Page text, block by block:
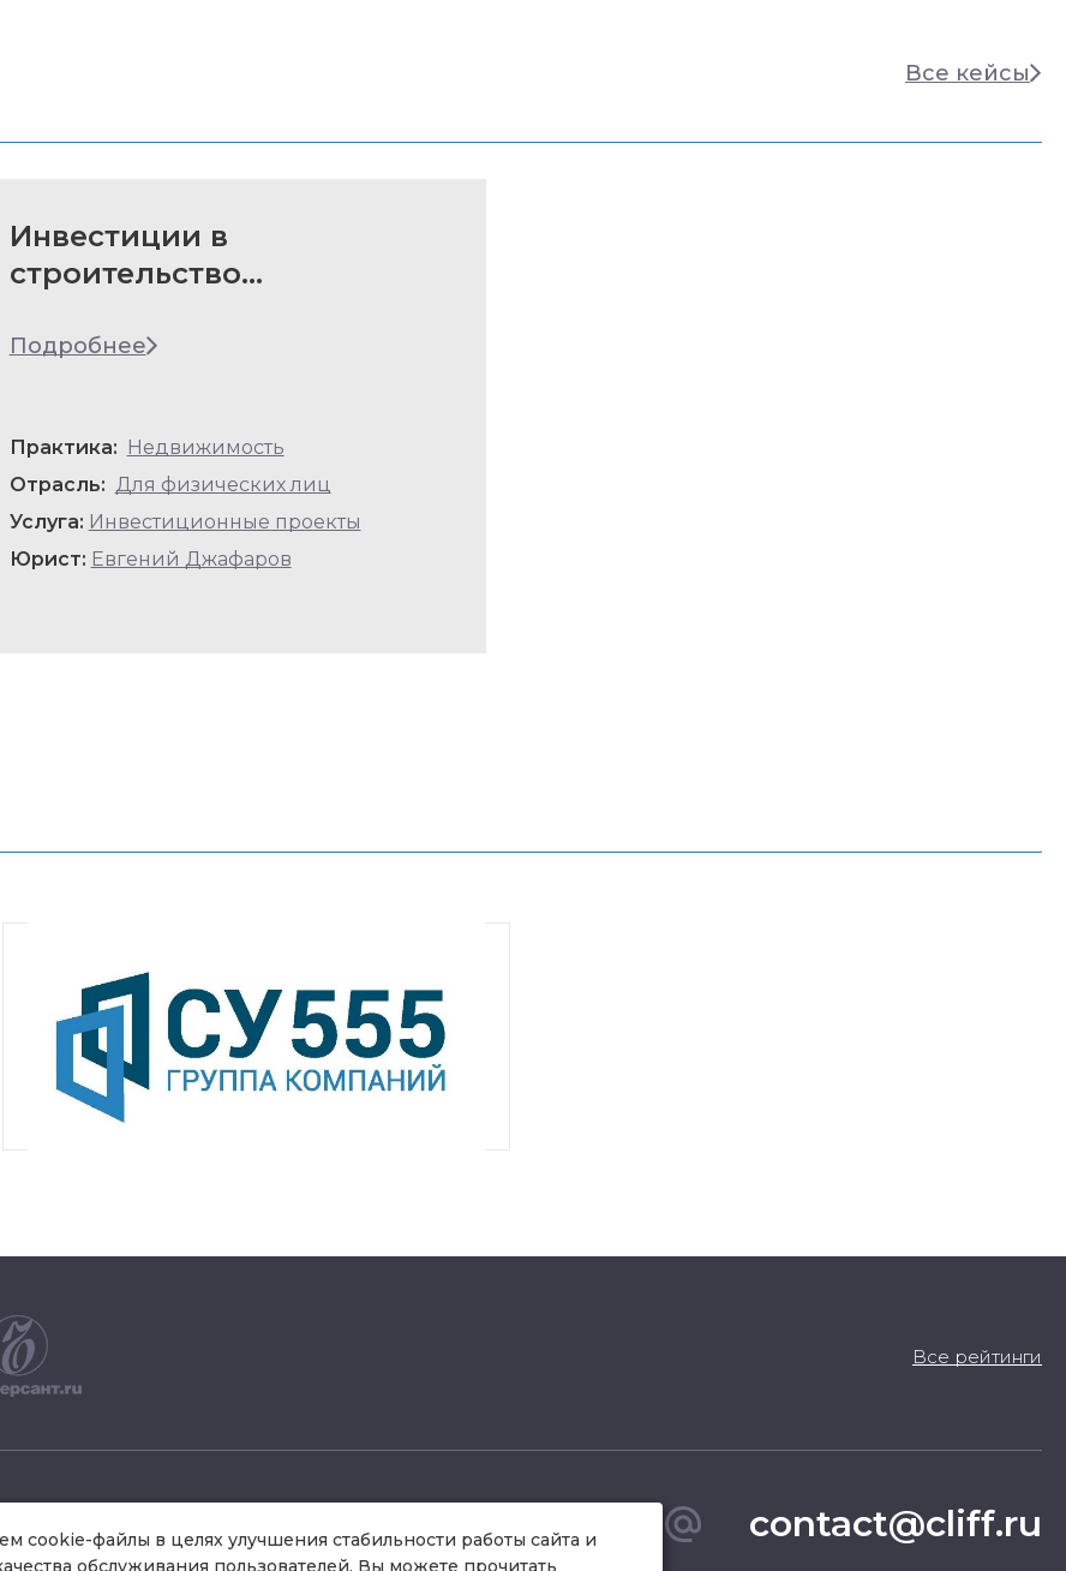
Все кейсы
Инвестиции в
строительство
объекта
Подробнее
Практика:
Недвижимость
Отрасль: Для физических лиц
Услуга: Инвестиционные проекты
Юрист: Евгений Джафаров
Все рейтинги
+7 495 504 34 61
contact@cliff.ru
cookie-файлы в целях улучшения стабильности работы сайта и
обслуживания пользователей. Вы можете прочитать